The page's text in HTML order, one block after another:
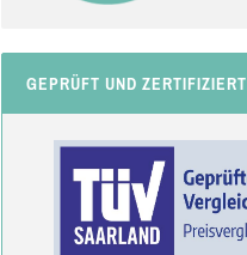
GEPRÜFT UND ZERTIFIZIERT